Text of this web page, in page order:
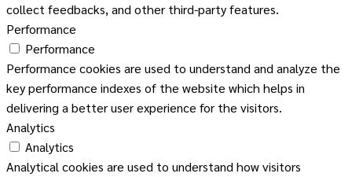
collect feedbacks, and other third-party features.
Performance
Performance
Performance cookies are used to understand and analyze the
key performance indexes of the website which helps in
delivering a better user experience for the visitors.
Analytics
Analytics
Analytical cookies are used to understand how visitors